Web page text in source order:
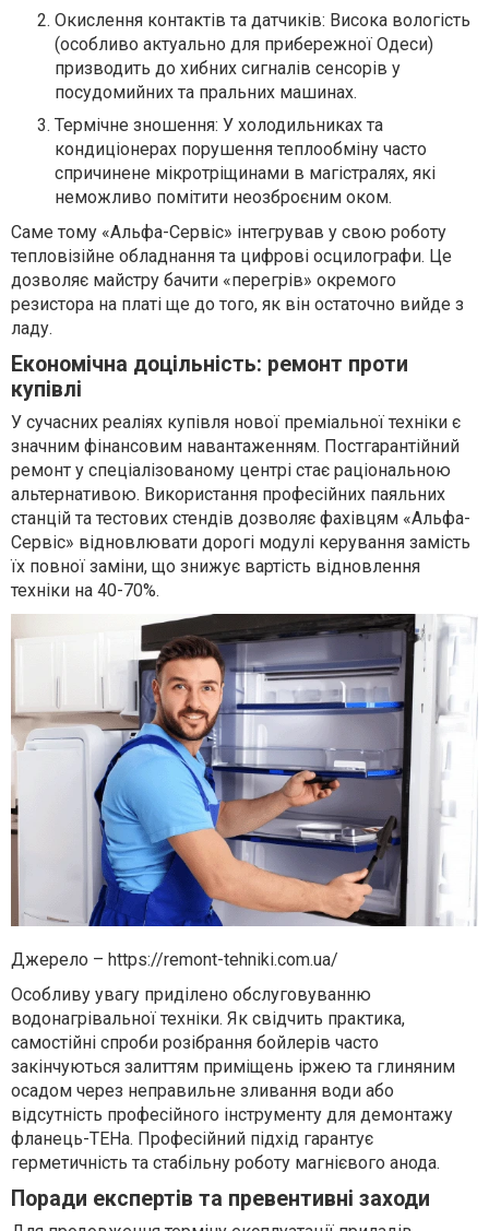
Окислення контактів та датчиків: Висока вологість
(особливо актуально для прибережної Одеси)
призводить до хибних сигналів сенсорів у
посудомийних та пральних машинах.
Термічне зношення: У холодильниках та
кондиціонерах порушення теплообміну часто
спричинене мікротріщинами в магістралях, які
неможливо помітити неозброєним оком.
Саме тому «Альфа-Сервіс» інтегрував у свою роботу
тепловізійне обладнання та цифрові осцилографи. Це
дозволяє майстру бачити «перегрів» окремого
резистора на платі ще до того, як він остаточно вийде з
ладу.
Економічна доцільність: ремонт проти
купівлі
У сучасних реаліях купівля нової преміальної техніки є
значним фінансовим навантаженням. Постгарантійний
ремонт у спеціалізованому центрі стає раціональною
альтернативою. Використання професійних паяльних
станцій та тестових стендів дозволяє фахівцям «Альфа-
Сервіс» відновлювати дорогі модулі керування замість
їх повної заміни, що знижує вартість відновлення
техніки на 40-70%.
Джерело – https://remont-tehniki.com.ua/
Особливу увагу приділено обслуговуванню
водонагрівальної техніки. Як свідчить практика,
самостійні спроби розібрання бойлерів часто
закінчуються залиттям приміщень іржею та глиняним
осадом через неправильне зливання води або
відсутність професійного інструменту для демонтажу
фланець-ТЕНа. Професійний підхід гарантує
герметичність та стабільну роботу магнієвого анода.
Поради експертів та превентивні заходи